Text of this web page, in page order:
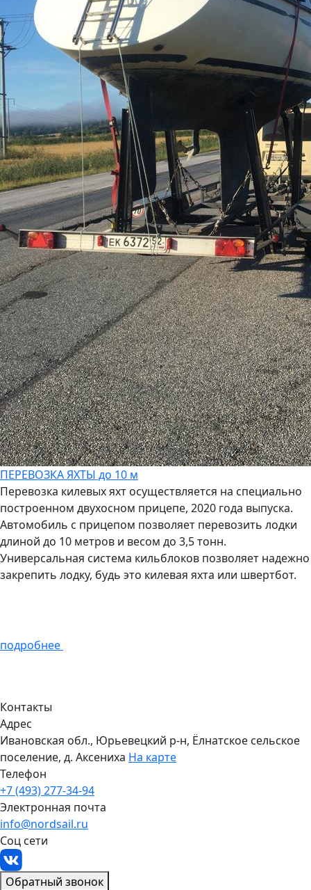
ПЕРЕВОЗКА ЯХТЫ до 10 м
Перевозка килевых яхт осуществляется на специально
построенном двухосном прицепе, 2020 года выпуска.
Автомобиль с прицепом позволяет перевозить лодки
длиной до 10 метров и весом до 3,5 тонн.
Универсальная система кильблоков позволяет надежно
закрепить лодку, будь это килевая яхта или швертбот.
подробнее
Контакты
Адрес
Ивановская обл., Юрьевецкий р-н, Ёлнатское сельское
поселение, д. Аксениха На карте
Телефон
+7 (493) 277-34-94
Электронная почта
info@nordsail.ru
Соц сети
Обратный звонок